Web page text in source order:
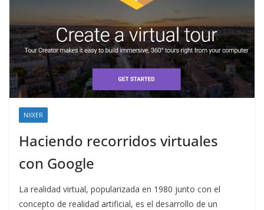
NIIXER
Haciendo recorridos virtuales
con Google
La realidad virtual, popularizada en 1980 junto con el
concepto de realidad artificial, es el desarrollo de un